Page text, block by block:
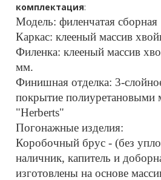
комплектация:
Модель: филенчатая сборная
Каркас: клееный массив
Филенка: клееный массив
мм.
Финишная отделка: 3-
покрытие полиуретановыми
"Herberts"
Погонажные изделия:
Коробочный брус - (без
наличник, капитель и
изготовлены на основе